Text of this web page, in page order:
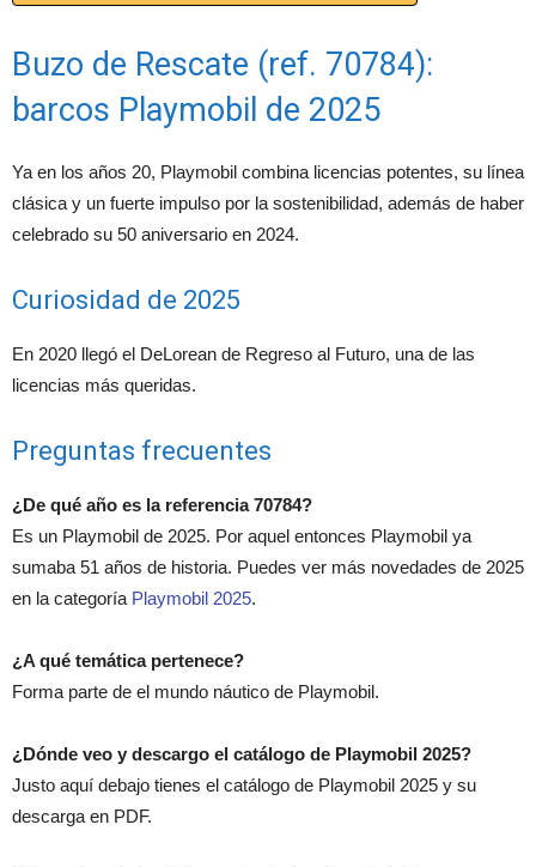
Buzo de Rescate (ref. 70784):
barcos Playmobil de 2025
Ya en los años 20, Playmobil combina licencias potentes, su línea
clásica y un fuerte impulso por la sostenibilidad, además de haber
celebrado su 50 aniversario en 2024.
Curiosidad de 2025
En 2020 llegó el DeLorean de Regreso al Futuro, una de las
licencias más queridas.
Preguntas frecuentes
¿De qué año es la referencia 70784?
Es un Playmobil de 2025. Por aquel entonces Playmobil ya
sumaba 51 años de historia. Puedes ver más novedades de 2025
en la categoría Playmobil 2025.
¿A qué temática pertenece?
Forma parte de el mundo náutico de Playmobil.
¿Dónde veo y descargo el catálogo de Playmobil 2025?
Justo aquí debajo tienes el catálogo de Playmobil 2025 y su
descarga en PDF.